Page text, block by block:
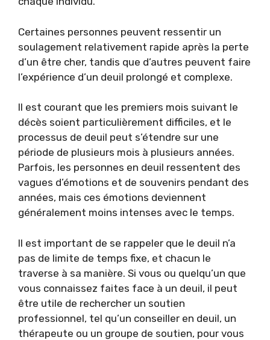
Certaines personnes peuvent ressentir un
soulagement relativement rapide après la perte
d’un être cher, tandis que d’autres peuvent faire
l’expérience d’un deuil prolongé et complexe.
Il est courant que les premiers mois suivant le
décès soient particulièrement difficiles, et le
processus de deuil peut s’étendre sur une
période de plusieurs mois à plusieurs années.
Parfois, les personnes en deuil ressentent des
vagues d’émotions et de souvenirs pendant des
années, mais ces émotions deviennent
généralement moins intenses avec le temps.
Il est important de se rappeler que le deuil n’a
pas de limite de temps fixe, et chacun le
traverse à sa manière. Si vous ou quelqu’un que
vous connaissez faites face à un deuil, il peut
être utile de rechercher un soutien
professionnel, tel qu’un conseiller en deuil, un
thérapeute ou un groupe de soutien, pour vous